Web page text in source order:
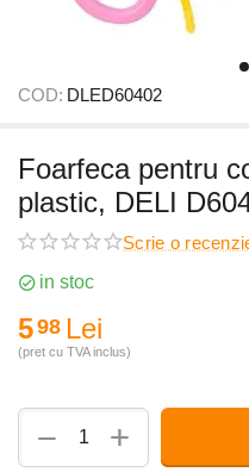
COD: DLED60402
Foarfeca pentru
plastic, DELI
Scrie o
in stoc
598 Lei
(pret cu TVA inclus)
+
−